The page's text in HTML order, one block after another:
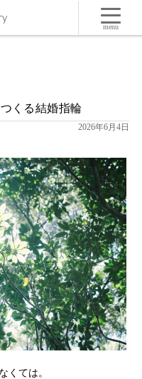
ッジリング（結婚・婚約指輪）制作 |
くる結婚指輪
2026年6月4日
くては。
menu